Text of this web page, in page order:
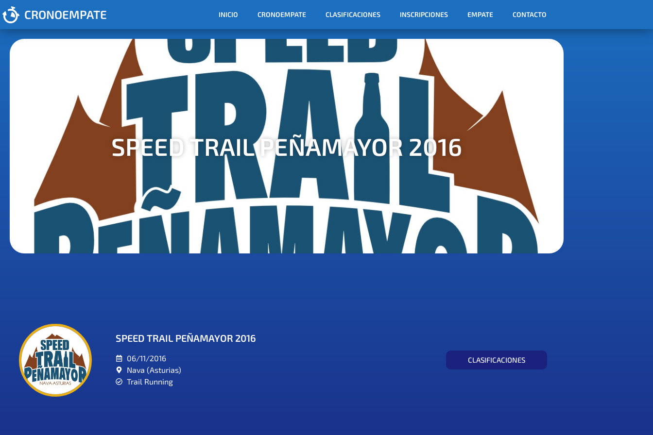
CRONOEMPATE INICIO CRONOEMPATE CLASIFICACIONES INSCRIPCIONES EMPATE CONTACTO
SPEED TRAIL PEÑAMAYOR 2016
SPEED TRAIL PEÑAMAYOR 2016
06/11/2016
Nava (Asturias)
Trail Running
CLASIFICACIONES